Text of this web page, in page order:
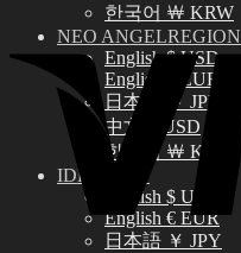
한국어 ￦ KRW
NEO ANGELREGION
English $ USD
English € EUR
日本語 ￥ JPY
中文 $ USD
한국어 ￦ KRW
IDEALIAN
English $ USD
English € EUR
日本語 ￥ JPY